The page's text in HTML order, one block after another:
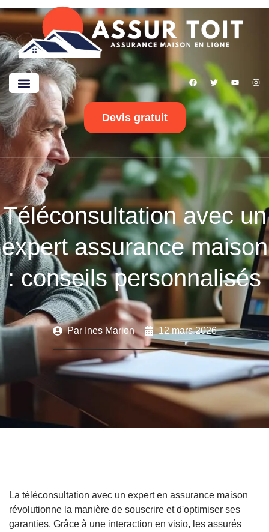
Devis gratuit
Téléconsultation avec un
expert assurance maison
: conseils personnalisés
ParInes Marion 12 mars 2026
La téléconsultation avec un expert en assurance maison
révolutionne la manière de souscrire et d'optimiser ses
garanties. Grâce à une interaction en visio, les assurés